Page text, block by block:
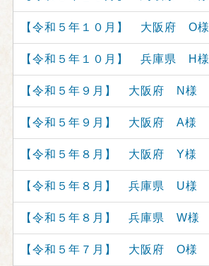
【令和５年１０月】 大阪府 O様
【令和５年１０月】 兵庫県 H様
【令和５年９月】 大阪府 N様
【令和５年９月】 大阪府 A様
【令和５年８月】 大阪府 Y様
【令和５年８月】 兵庫県 U様
【令和５年８月】 兵庫県 W様
【令和５年７月】 大阪府 O様